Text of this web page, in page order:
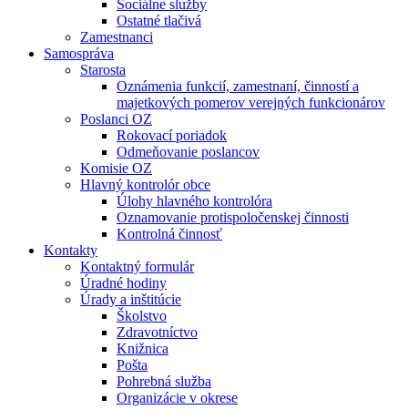
Sociálne služby
Ostatné tlačivá
Zamestnanci
Samospráva
Starosta
Oznámenia funkcií, zamestnaní, činností a
majetkových pomerov verejných funkcionárov
Poslanci OZ
Rokovací poriadok
Odmeňovanie poslancov
Komisie OZ
Hlavný kontrolór obce
Úlohy hlavného kontrolóra
Oznamovanie protispoločenskej činnosti
Kontrolná činnosť
Kontakty
Kontaktný formulár
Úradné hodiny
Úrady a inštitúcie
Školstvo
Zdravotníctvo
Knižnica
Pošta
Pohrebná služba
Organizácie v okrese